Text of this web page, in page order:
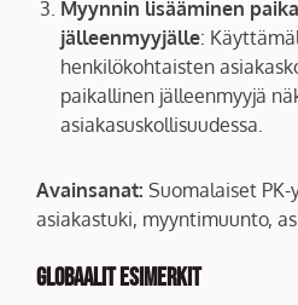
Myynnin lisääminen
jälleenmyyjälle:
henkilökohtaisten
paikallinen jälleenmyyjä
asiakasuskollisuudessa.
Avainsanat: Suomalaiset
asiakastuki, myyntimuunto,
Globaalit esimerkit